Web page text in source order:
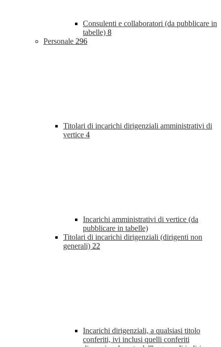
Consulenti e collaboratori (da pubblicare in
tabelle) 8
Personale 296
Titolari di incarichi dirigenziali amministrativi di
vertice 4
Incarichi amministrativi di vertice (da
pubblicare in tabelle)
Titolari di incarichi dirigenziali (dirigenti non
generali) 22
Incarichi dirigenziali, a qualsiasi titolo
conferiti, ivi inclusi quelli conferiti